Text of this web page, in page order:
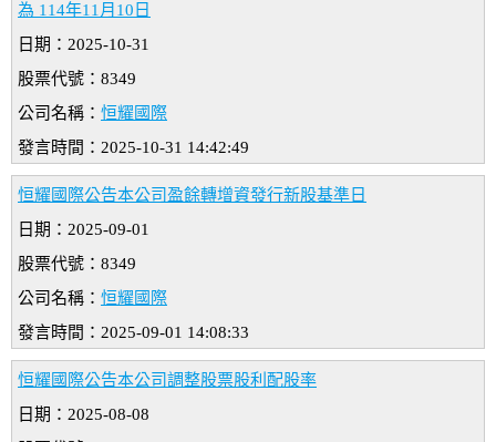
為 114年11月10日
日期：2025-10-31
股票代號：8349
公司名稱： 恒耀國際
發言時間：2025-10-31 14:42:49
恒耀國際公告本公司盈餘轉增資發行新股基準日
日期：2025-09-01
股票代號：8349
公司名稱： 恒耀國際
發言時間：2025-09-01 14:08:33
恒耀國際公告本公司調整股票股利配股率
日期：2025-08-08